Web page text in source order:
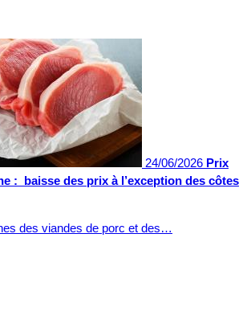
24/06/2026 Prix
: baisse des prix à l’exception des côtes
des viandes de porc et des…